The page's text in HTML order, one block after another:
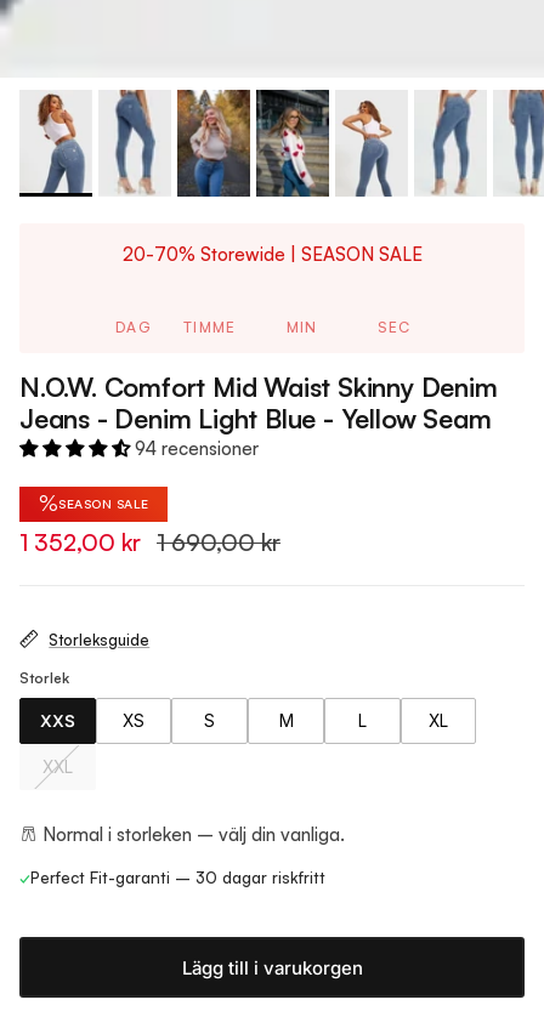
20-70% Storewide | SEASON SALE
DAG TIMME MIN SEC
N.O.W. Comfort Mid Waist Skinny Denim
Jeans - Denim Light Blue - Yellow Seam
94 recensioner
%SEASON SALE
1 352,00 kr 1 690,00 kr
Storleksguide
Storlek
XXS XS S M L XL
XXL
Normal i storleken – välj din vanliga.
✓Perfect Fit-garanti – 30 dagar riskfritt
Lägg till i varukorgen